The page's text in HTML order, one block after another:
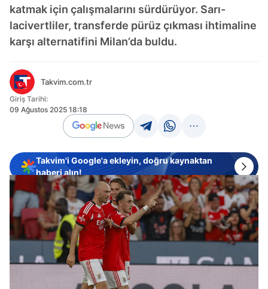
katmak için çalışmalarını sürdürüyor. Sarı-
lacivertliler, transferde pürüz çıkması ihtimaline
karşı alternatifini Milan’da buldu.
Takvim.com.tr
Giriş Tarihi:
09 Ağustos 2025 18:18
Takvim'i Google'a ekleyin, doğru kaynaktan
haberi alın!